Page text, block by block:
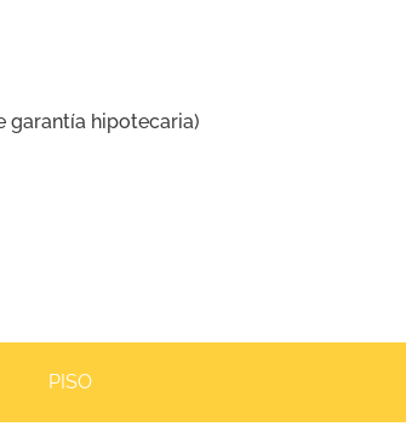
garantía hipotecaria)
PISO